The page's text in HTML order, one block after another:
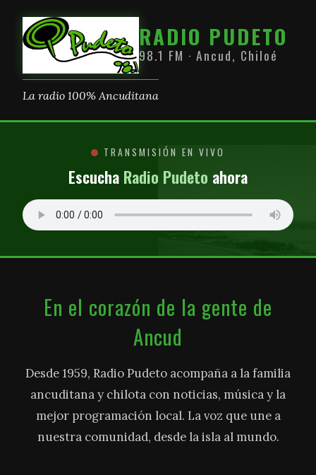
RADIO PUDETO
98.1 FM · Ancud, Chiloé
La radio 100% Ancuditana
TRANSMISIÓN EN VIVO
Escucha Radio Pudeto ahora
En el corazón de la gente de
Ancud
Desde 1959, Radio Pudeto acompaña a la familia
ancuditana y chilota con noticias, música y la
mejor programación local. La voz que une a
nuestra comunidad, desde la isla al mundo.